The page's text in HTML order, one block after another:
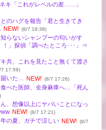
キ「これがレベルの差……」
のハグを報告「君と生きてき
NEW! (8/7 18:38)
らないシャンプーの匂いがす
！」探偵「調べたところ･･･」⇒
共、これを見たこと無くて渡さ
7 17:59)
届いた… NEW! (8/7 17:26)
べた医師、全身麻痺へ…「死ん
、想像以上にヤバいことになっ
NEW! (8/7 17:21)
の夏、ガチで涼しい NEW! (8/7